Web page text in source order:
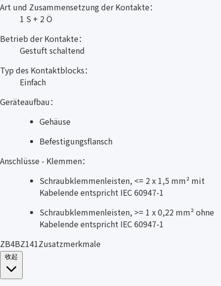
Art und Zusammensetzung der Kontakte：
1 S + 2 Ö
Betrieb der Kontakte：
Gestuft schaltend
Typ des Kontaktblocks：
Einfach
Geräteaufbau：
Gehäuse
Befestigungsflansch
Anschlüsse - Klemmen：
Schraubklemmenleisten, <= 2 x 1,5 mm² mit
Kabelende entspricht IEC 60947-1
Schraubklemmenleisten, >= 1 x 0,22 mm² ohne
Kabelende entspricht IEC 60947-1
ZB4BZ141Zusatzmerkmale